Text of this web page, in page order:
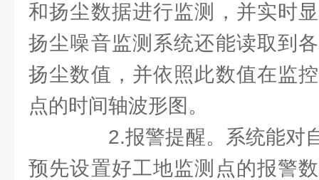
和扬尘数据进行监测，并实时
扬尘噪音监测系统还能读取到
扬尘数值，并依照此数值在监
点的时间轴波形图。
2.报警提醒。系统能对
预先设置好工地监测点的报警